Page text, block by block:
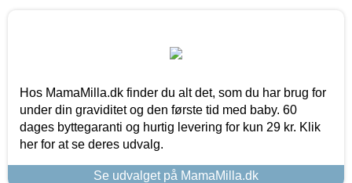
Hos MamaMilla.dk finder du alt det, som du har brug for
under din graviditet og den første tid med baby. 60
dages byttegaranti og hurtig levering for kun 29 kr. Klik
her for at se deres udvalg.
Se udvalget på MamaMilla.dk